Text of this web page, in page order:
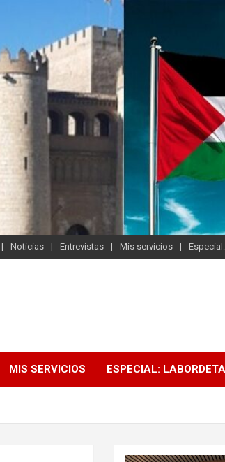
Noticias Entrevistas Mis servicios
MIS SERVICIOS ESPECIAL: